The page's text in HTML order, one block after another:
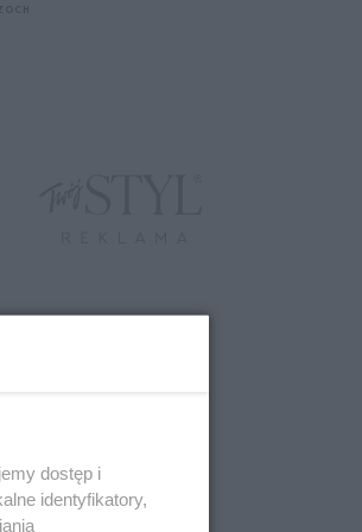
dostęp i
identyfikatory,